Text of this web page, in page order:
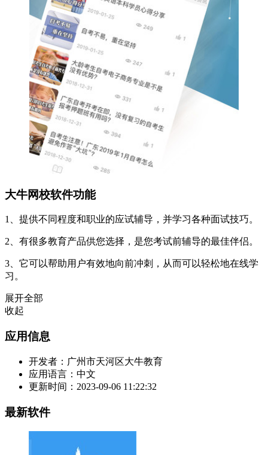
大牛网校软件功能
1、提供不同程度和职业的应试辅导，并学习各种面试技巧。
2、有很多教育产品供您选择，是您考试前辅导的最佳伴侣。
3、它可以帮助用户有效地向前冲刺，从而可以轻松地在线学
习。
展开全部
收起
应用信息
开发者： 广州市天河区大牛教育
应用语言： 中文
更新时间： 2023-09-06 11:22:32
最新软件